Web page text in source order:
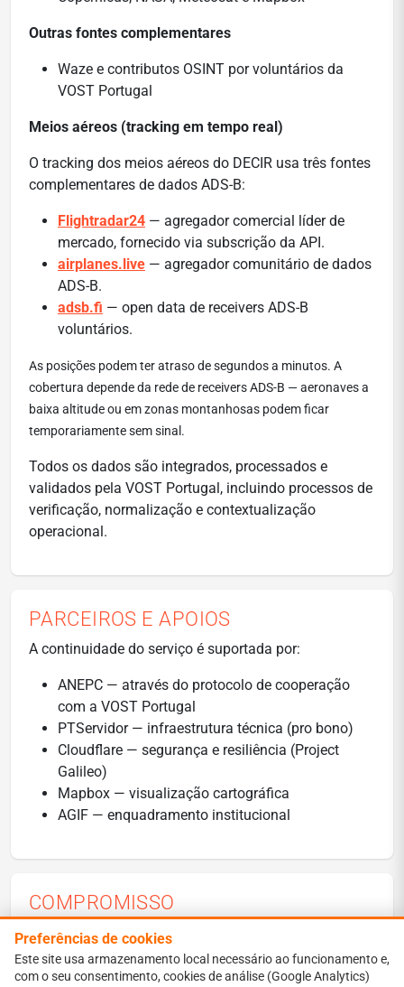
Outras fontes complementares
Waze e contributos OSINT por voluntários da
VOST Portugal
Meios aéreos (tracking em tempo real)
O tracking dos meios aéreos do DECIR usa três fontes
complementares de dados ADS-B:
Flightradar24 — agregador comercial líder de
mercado, fornecido via subscrição da API.
airplanes.live — agregador comunitário de dados
ADS-B.
adsb.fi — open data de receivers ADS-B
voluntários.
As posições podem ter atraso de segundos a minutos. A
cobertura depende da rede de receivers ADS-B — aeronaves a
baixa altitude ou em zonas montanhosas podem ficar
temporariamente sem sinal.
Todos os dados são integrados, processados e
validados pela VOST Portugal, incluindo processos de
verificação, normalização e contextualização
operacional.
PARCEIROS E APOIOS
A continuidade do serviço é suportada por:
ANEPC — através do protocolo de cooperação
com a VOST Portugal
PTServidor — infraestrutura técnica (pro bono)
Cloudflare — segurança e resiliência (Project
Galileo)
Mapbox — visualização cartográfica
AGIF — enquadramento institucional
COMPROMISSO
O Fogos.pt e a VOST Portugal asseguram a operação
contínua do Fogos.pt, mantendo elevados padrões de
transparência, fiabilidade e utilidade pública,
Preferências de cookies
Este site usa armazenamento local necessário ao funcionamento e,
com o seu consentimento, cookies de análise (Google Analytics)